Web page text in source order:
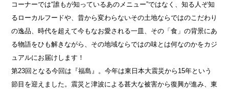
コーナーでは“誰もが知っているあのメニュー”ではなく、知る人ぞ知
るローカルフードや、昔から変わらないその土地ならではのこだわり
の逸品、時代を超えて今もなお愛される一皿、その「食」の背景にあ
る物語をひも解きながら、その地域ならではの味とは何なのかをカジ
ュアルにお届けします！
第23回となる今回は『福島』。今年は東日本大震災から15年という
節目を迎えました。震災と津波による甚大な被害から復興が進み、東